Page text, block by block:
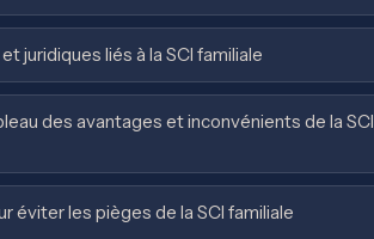
juridiques liés à la SCI familiale
des avantages et inconvénients de la SCI
éviter les pièges de la SCI familiale